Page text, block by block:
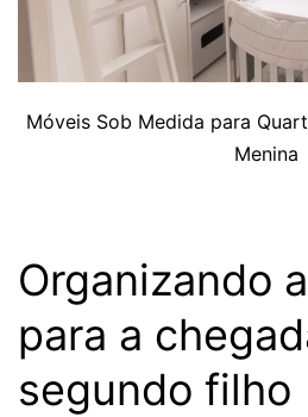
Móveis Sob Medida para
Menina
Organizando
para a
segundo filho